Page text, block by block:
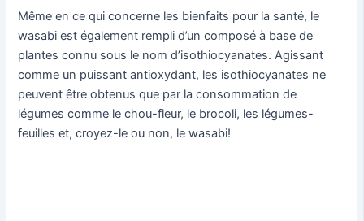
Même en ce qui concerne les bienfaits pour la santé, le
wasabi est également rempli d’un composé à base de
plantes connu sous le nom d’isothiocyanates. Agissant
comme un puissant antioxydant, les isothiocyanates ne
peuvent être obtenus que par la consommation de
légumes comme le chou-fleur, le brocoli, les légumes-
feuilles et, croyez-le ou non, le wasabi!